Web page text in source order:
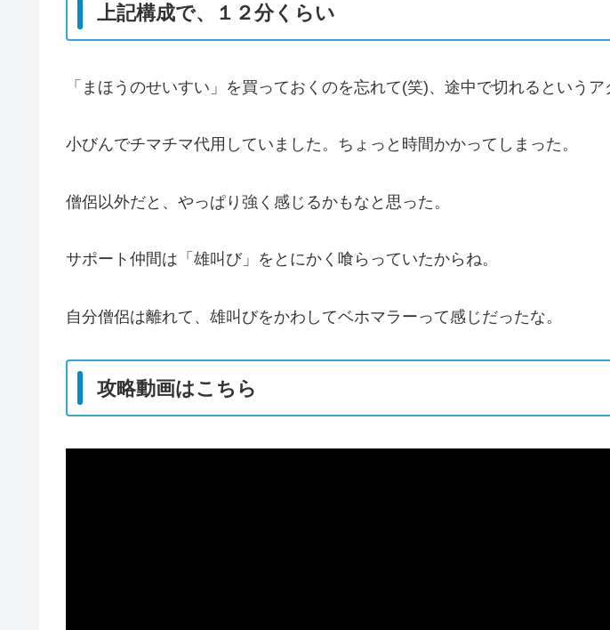
上記構成で、１２分くらい
「まほうのせいすい」を買っておくのを忘れて(笑)、途中で切れるというア
小びんでチマチマ代用していました。ちょっと時間かかってしまった。
僧侶以外だと、やっぱり強く感じるかもなと思った。
サポート仲間は「雄叫び」をとにかく喰らっていたからね。
自分僧侶は離れて、雄叫びをかわしてベホマラーって感じだったな。
攻略動画はこちら